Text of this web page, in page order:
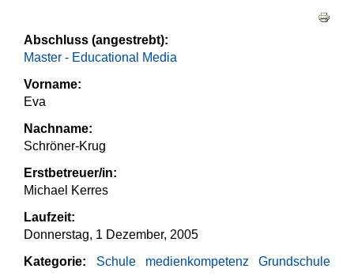
Abschluss (angestrebt):
Master - Educational Media
Vorname:
Eva
Nachname:
Schröner-Krug
Erstbetreuer/in:
Michael Kerres
Laufzeit:
Donnerstag, 1 Dezember, 2005
Kategorie:
Grundschule
medienkompetenz
Schule